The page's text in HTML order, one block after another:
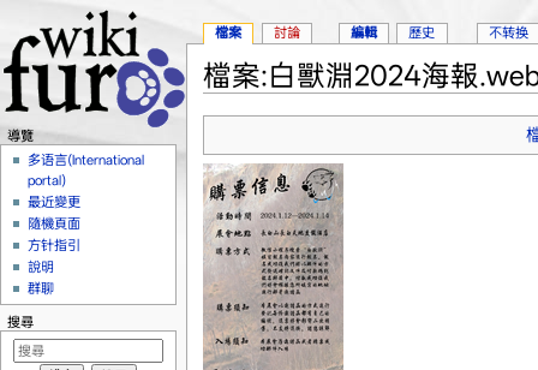
檔案:白獸淵2024海報
檔案 討論 編輯 歷史 不转换
導覽
多语言(International
portal)
最近變更
隨機頁面
方针指引
說明
群聊
搜尋